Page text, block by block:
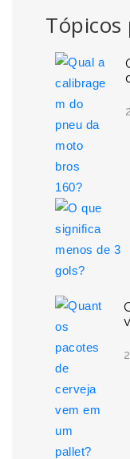
Tópicos